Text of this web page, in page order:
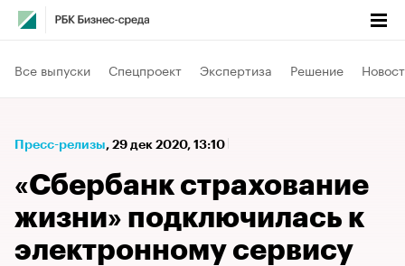
Все выпуски Спецпроект Экспертиза Решение
Пресс-релизы⁠, 29 дек 2020, 13:10
«Сбербанк страхование
жизни» подключилась к
электронному сервису